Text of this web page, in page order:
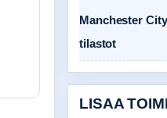
Manchester
tilastot
LISAA